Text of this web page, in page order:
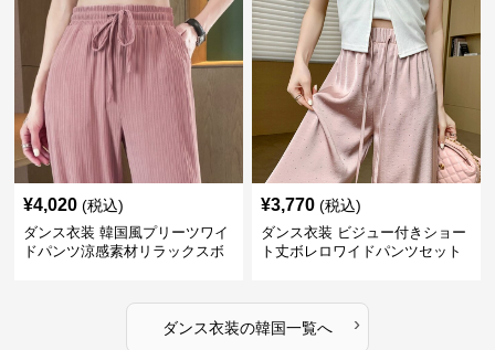
¥4,020 (税込)
ダンス衣装 韓国風プリーツワイ
ドパンツ涼感素材リラックスボ
¥3,770 (税込)
ダンス衣装 ビジュー付きショー
ト丈ボレロワイドパンツセット
ダンス衣装の韓国一覧へ ›